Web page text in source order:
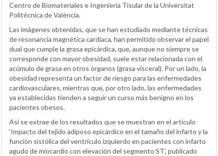
Centro de Biomateriales e Ingeniería Tisular de la Universitat
Politécnica de València.
Las imágenes obtenidas, que se han estudiado mediante técnicas
de resonancia magnética cardiaca, han permitido observar el papel
dual que cumple la grasa epicárdica, que, aunque no siempre se
corresponde con mayor obesidad, suele estar relacionada con el
acúmulo de grasa en otros órganos (grasa visceral). Por un lado, la
obesidad representa un factor de riesgo para las enfermedades
cardiovasculares, mientras que, por otro lado, las enfermedades
ya establecidas tienden a seguir un curso más benigno en los
pacientes obesos.
Así se extrae de los resultados que se muestran en el artículo
‘Impacto del tejido adiposo epicárdico en el tamaño del infarto y la
función sistólica del ventrículo izquierdo en pacientes con infarto
agudo de miocardio con elevación del segmento ST’, publicado